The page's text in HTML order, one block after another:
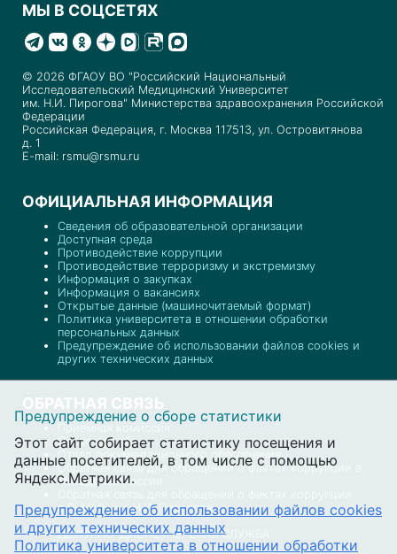
МЫ В СОЦСЕТЯХ
© 2026 ФГАОУ ВО "Российский Национальный
Исследовательский Медицинский Университет
им. Н.И. Пирогова" Министерства здравоохранения Российской
Федерации
Российская Федерация, г. Москва 117513, ул. Островитянова
д. 1
E-mail: rsmu@rsmu.ru
ОФИЦИАЛЬНАЯ ИНФОРМАЦИЯ
Сведения об образовательной организации
Доступная среда
Противодействие коррупции
Противодействие терроризму и экстремизму
Информация о закупках
Информация о вакансиях
Открытые данные (машиночитаемый формат)
Политика университета в отношении обработки
персональных данных
Предупреждение об использовании файлов cookies и
других технических данных
ОБРАТНАЯ СВЯЗЬ
Приемная комиссия
Пресс-служба
Отдел документационного обеспечения
Обратная связь для обращений о фактах коррупции в
Минздраве России
в РНИМУ им. Н.И. Пирогова
ДЕЖУРНО-ДИСПЕТЧЕРСКАЯ СЛУЖБА
Предупреждение о сборе статистики
Этот сайт собирает статистику посещения и
данные посетителей, в том числе с помощью
Яндекс.Метрики.
Предупреждение об использовании файлов cookies
и других технических данных
Политика университета в отношении обработки